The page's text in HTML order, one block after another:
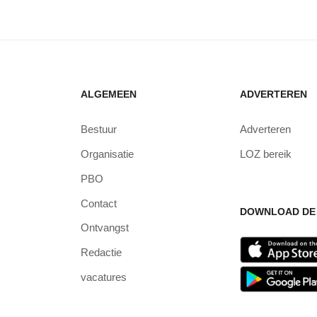
ALGEMEEN
Bestuur
Organisatie
PBO
Contact
Ontvangst
Redactie
vacatures
ADVERTEREN
Adverteren
LOZ bereik
DOWNLOAD